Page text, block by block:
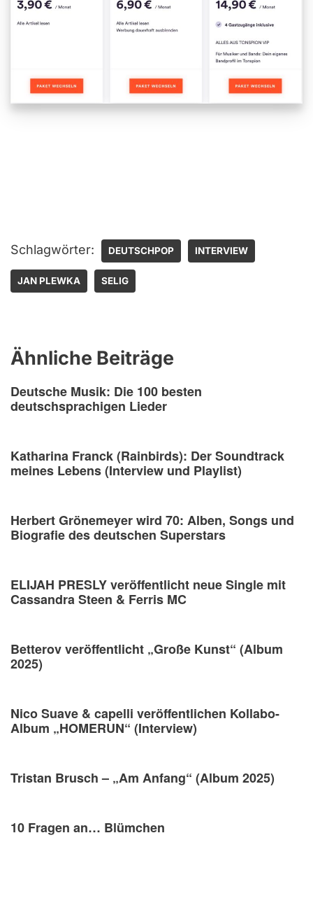
Schlagwörter: DEUTSCHPOP INTERVIEW
JAN PLEWKA SELIG
Ähnliche Beiträge
Deutsche Musik: Die 100 besten
deutschsprachigen Lieder
Katharina Franck (Rainbirds): Der Soundtrack
meines Lebens (Interview und Playlist)
Herbert Grönemeyer wird 70: Alben, Songs und
Biografie des deutschen Superstars
ELIJAH PRESLY veröffentlicht neue Single mit
Cassandra Steen & Ferris MC
Betterov veröffentlicht „Große Kunst“ (Album
2025)
Nico Suave & capelli veröffentlichen Kollabo-
Album „HOMERUN“ (Interview)
Tristan Brusch – „Am Anfang“ (Album 2025)
10 Fragen an… Blümchen